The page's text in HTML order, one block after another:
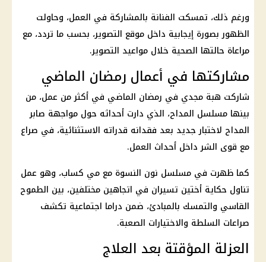
ورغم ذلك، تمسكت الفنانة بالمشاركة في العمل، وحاولت
الظهور بصورة إيجابية داخل موقع التصوير، بحسب ما تردد، مع
مراعاة حالتها الصحية خلال مواعيد التصوير.
مشاركتها في أعمال رمضان الماضي
شاركت هبة مجدي في رمضان الماضي في أكثر من عمل، من
بينها مسلسل المداح، الذي دارت أحداثه حول مواجهة صابر
المداح لاختبار جديد بعد فقدانه قدراته الاستثنائية، في صراع
مع قوى الشر داخل أحداث العمل.
كما ظهرت في مسلسل نون النسوة مع مي كساب، وهو عمل
تناول حكاية أختين تسيران في اتجاهين مختلفين، بين الطموح
القاسي والتمسك بالمبادئ، ضمن دراما اجتماعية تكشف
صراعات السلطة والاختيارات الصعبة.
العزلة المؤقتة بعد العلاج